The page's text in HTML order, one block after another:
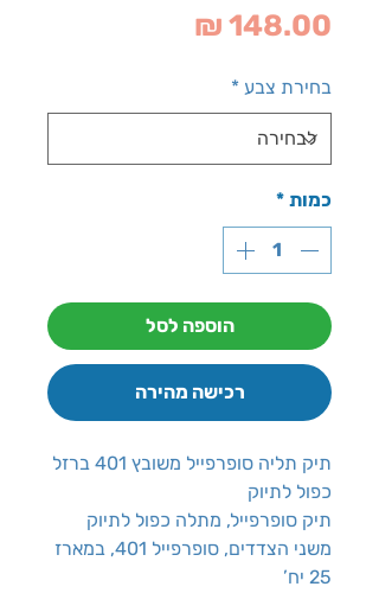
בחירת צבע *
כמות *
הוספה לסל
רכישה מהירה
תיק תליה סופרפייל משובץ 401 ברזל
כפול לתיוק
תיק סופרפייל, מתלה כפול לתיוק
משני הצדדים, סופרפייל 401, במארז
25 יח’